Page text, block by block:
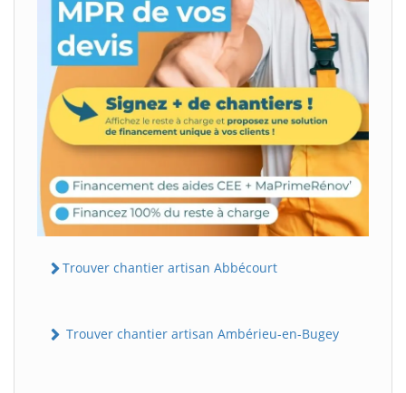
Trouver chantier artisan Abbécourt
Trouver chantier artisan Ambérieu-en-Bugey